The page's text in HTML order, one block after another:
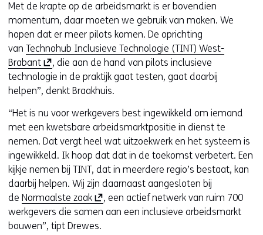
Met de krapte op de arbeidsmarkt is er bovendien
momentum, daar moeten we gebruik van maken. We
hopen dat er meer pilots komen. De oprichting
van Technohub Inclusieve Technologie (TINT) West-
Brabant(
o
p
n
t
n
n
e
u
w
, die aan de hand van pilots inclusieve
technologie in de praktijk gaat testen, gaat daarbij
helpen”, denkt Braakhuis.
“Het is nu voor werkgevers best ingewikkeld om iemand
met een kwetsbare arbeidsmarktpositie in dienst te
nemen. Dat vergt heel wat uitzoekwerk en het systeem is
ingewikkeld. Ik hoop dat dat in de toekomst verbetert. Een
kijkje nemen bij TINT, dat in meerdere regio’s bestaat, kan
daarbij helpen. Wij zijn daarnaast aangesloten bij
de Normaalste zaak(
o
p
, een actief netwerk van ruim 700
werkgevers die samen aan een inclusieve arbeidsmarkt
bouwen”, tipt Drewes.